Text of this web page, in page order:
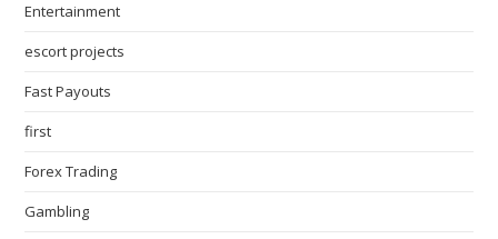
Entertainment
escort projects
Fast Payouts
first
Forex Trading
Gambling